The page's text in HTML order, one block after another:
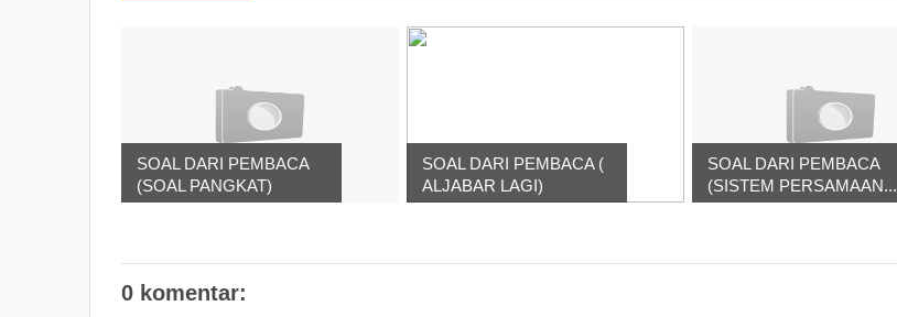
SOAL DARI PEMBACA
(SOAL PANGKAT)
SOAL DARI PEMBACA (
ALJABAR LAGI)
SOAL DARI PEMBACA
(SISTEM PERSAMAAN...
0 komentar: